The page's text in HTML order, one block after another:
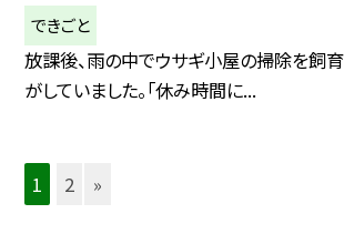
できごと
放課後、雨の中でウサギ小屋の掃除を飼
がしていました。「休み時間に...
1 2 »